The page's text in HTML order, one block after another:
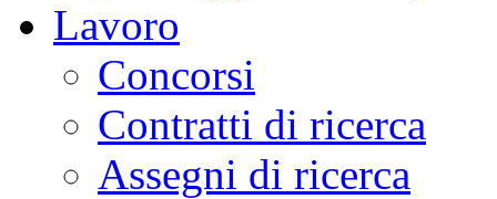
Lavoro
Concorsi
Contratti di ricerca
Assegni di ricerca